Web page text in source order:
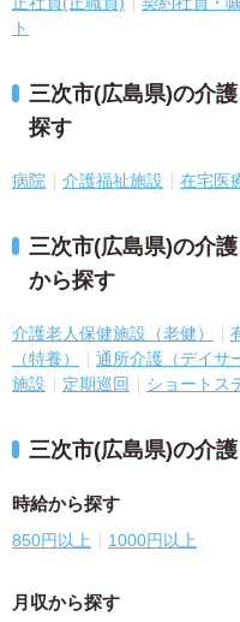
ト
三次市(広島県)の介
探す
病院 介護福祉施設 在宅医
三次市(広島県)の介
から探す
介護老人保健施設（老健）
（特養）
通所介護（デイサ
施設
定期巡回 ショートス
三次市(広島県)の介
時給から探す
850円以上 1000円以上
月収から探す